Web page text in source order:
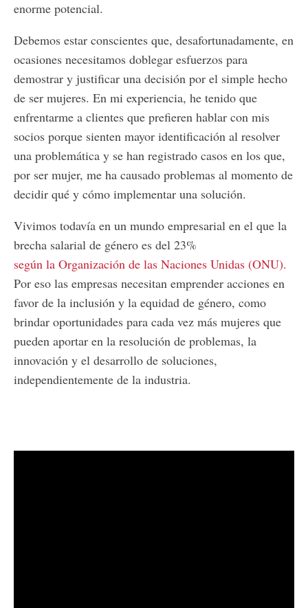
enorme potencial.
Debemos estar conscientes que, desafortunadamente, en
ocasiones necesitamos doblegar esfuerzos para
demostrar y justificar una decisión por el simple hecho
de ser mujeres. En mi experiencia, he tenido que
enfrentarme a clientes que prefieren hablar con mis
socios porque sienten mayor identificación al resolver
una problemática y se han registrado casos en los que,
por ser mujer, me ha causado problemas al momento de
decidir qué y cómo implementar una solución.
Vivimos todavía en un mundo empresarial en el que la
brecha salarial de género es del 23%
según la Organización de las Naciones Unidas (ONU).
Por eso las empresas necesitan emprender acciones en
favor de la inclusión y la equidad de género, como
brindar oportunidades para cada vez más mujeres que
pueden aportar en la resolución de problemas, la
innovación y el desarrollo de soluciones,
independientemente de la industria.